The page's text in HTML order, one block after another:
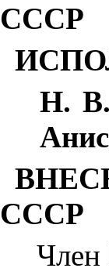
СССР
Н.
СССР
Член